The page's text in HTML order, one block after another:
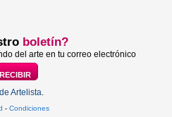
boletín?
del arte en tu correo electrónico
Artelista.
- Condiciones